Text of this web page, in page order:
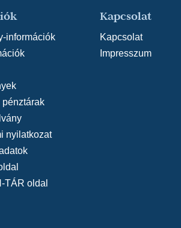
információk
nyilatkozat
TÁR oldal
Kapcsolat
Kapcsolat
Impresszum